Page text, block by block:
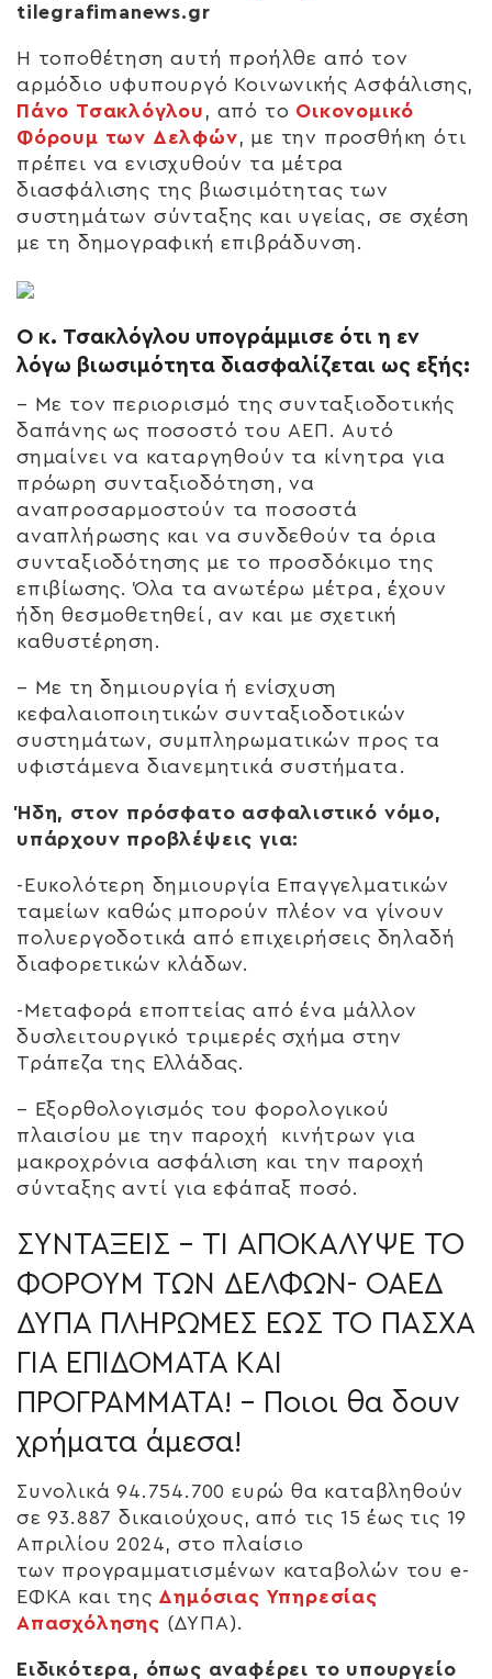
tilegrafimanews.gr
Η τοποθέτηση αυτή προήλθε από τον
αρμόδιο υφυπουργό Κοινωνικής Ασφάλισης,
Πάνο Τσακλόγλου , από το Οικονομικό
Φόρουμ των Δελφών, με την προσθήκη ότι
πρέπει να ενισχυθούν τα μέτρα
διασφάλισης της βιωσιμότητας των
συστημάτων σύνταξης και υγείας, σε σχέση
με τη δημογραφική επιβράδυνση.
Ο κ. Τσακλόγλου υπογράμμισε ότι η εν
λόγω βιωσιμότητα διασφαλίζεται ως εξής:
– Με τον περιορισμό της συνταξιοδοτικής
δαπάνης ως ποσοστό του ΑΕΠ. Αυτό
σημαίνει να καταργηθούν τα κίνητρα για
πρόωρη συνταξιοδότηση, να
αναπροσαρμοστούν τα ποσοστά
αναπλήρωσης και να συνδεθούν τα όρια
συνταξιοδότησης με το προσδόκιμο της
επιβίωσης. Όλα τα ανωτέρω μέτρα, έχουν
ήδη θεσμοθετηθεί, αν και με σχετική
καθυστέρηση.
– Με τη δημιουργία ή ενίσχυση
κεφαλαιοποιητικών συνταξιοδοτικών
συστημάτων, συμπληρωματικών προς τα
υφιστάμενα διανεμητικά συστήματα.
Ήδη, στον πρόσφατο ασφαλιστικό νόμο,
υπάρχουν προβλέψεις για:
-Ευκολότερη δημιουργία Επαγγελματικών
ταμείων καθώς μπορούν πλέον να γίνουν
πολυεργοδοτικά από επιχειρήσεις δηλαδή
διαφορετικών κλάδων.
-Μεταφορά εποπτείας από ένα μάλλον
δυσλειτουργικό τριμερές σχήμα στην
Τράπεζα της Ελλάδας.
– Εξορθολογισμός του φορολογικού
πλαισίου με την παροχή κινήτρων για
μακροχρόνια ασφάλιση και την παροχή
σύνταξης αντί για εφάπαξ ποσό.
ΣΥΝΤΑΞΕΙΣ – ΤΙ ΑΠΟΚΑΛΥΨΕ ΤΟ
ΦΟΡΟΥΜ ΤΩΝ ΔΕΛΦΩΝ- ΟΑΕΔ
ΔΥΠΑ ΠΛΗΡΩΜΕΣ ΕΩΣ ΤΟ ΠΑΣΧΑ
ΓΙΑ ΕΠΙΔΟΜΑΤΑ ΚΑΙ
ΠΡΟΓΡΑΜΜΑΤΑ! – Ποιοι θα δουν
χρήματα άμεσα!
Συνολικά 94.754.700 ευρώ θα καταβληθούν
σε 93.887 δικαιούχους, από τις 15 έως τις 19
Απριλίου 2024, στο πλαίσιο
των προγραμματισμένων καταβολών του e-
ΕΦΚΑ και της Δημόσιας Υπηρεσίας
Απασχόλησης (ΔΥΠΑ).
Ειδικότερα, όπως αναφέρει το υπουργείο